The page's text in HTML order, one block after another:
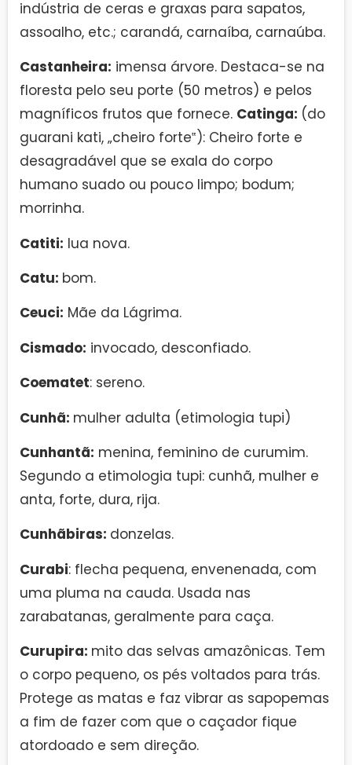
indústria de ceras e graxas para sapatos,
assoalho, etc.; carandá, carnaíba, carnaúba.
Castanheira: imensa árvore. Destaca-se na
floresta pelo seu porte (50 metros) e pelos
magníficos frutos que fornece. Catinga: (do
guarani kati, „cheiro forte‟): Cheiro forte e
desagradável que se exala do corpo
humano suado ou pouco limpo; bodum;
morrinha.
Catiti: lua nova.
Catu: bom.
Ceuci: Mãe da Lágrima.
Cismado: invocado, desconfiado.
Coematet: sereno.
Cunhã: mulher adulta (etimologia tupi)
Cunhantã: menina, feminino de curumim.
Segundo a etimologia tupi: cunhã, mulher e
anta, forte, dura, rija.
Cunhãbiras: donzelas.
Curabi: flecha pequena, envenenada, com
uma pluma na cauda. Usada nas
zarabatanas, geralmente para caça.
Curupira: mito das selvas amazônicas. Tem
o corpo pequeno, os pés voltados para trás.
Protege as matas e faz vibrar as sapopemas
a fim de fazer com que o caçador fique
atordoado e sem direção.